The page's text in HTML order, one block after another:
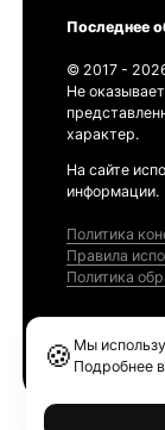
Последнее
© 2017 -
Не
характер.
На сайте
информации.
Политика
Правила
Политика
🍪 Мы
Подробнее в
Ethereum